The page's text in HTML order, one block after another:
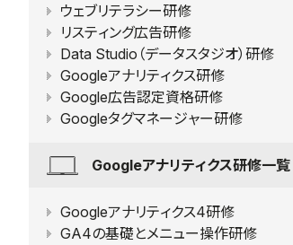
ウェブリテラシー研修
リスティング広告研修
Data Studio（データスタジオ）研修
Googleアナリティクス研修
Google広告認定資格研修
Googleタグマネージャー研修
Googleアナリティクス研修一覧
Googleアナリティクス4研修
GA4の基礎とメニュー操作研修